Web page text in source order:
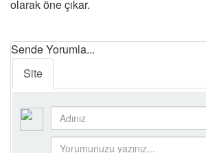
olarak öne çıkar.
Sende Yorumla...
Site